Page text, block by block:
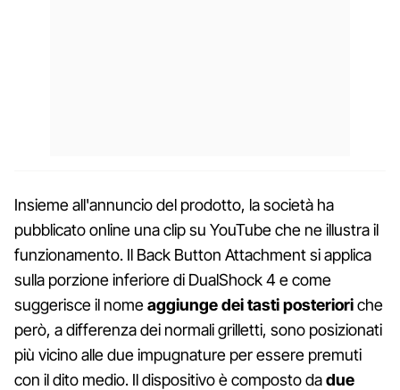
Insieme all'annuncio del prodotto, la società ha
pubblicato online una clip su YouTube che ne illustra il
funzionamento. Il Back Button Attachment si applica
sulla porzione inferiore di DualShock 4 e come
suggerisce il nomeaggiunge dei tasti posterioriche
però, a differenza dei normali grilletti, sono posizionati
più vicino alle due impugnature per essere premuti
con il dito medio. Il dispositivo è composto dadue